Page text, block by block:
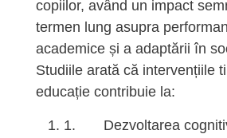
copiilor, având un impact
termen lung asupra
academice și a adaptării în
Studiile arată că intervențiile
educație contribuie la:
1. Dezvoltarea